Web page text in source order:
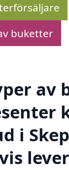
buketter
av
i